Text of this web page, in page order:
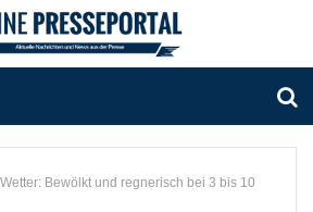
Wetter: Bewölkt und regnerisch bei 3 bis 10